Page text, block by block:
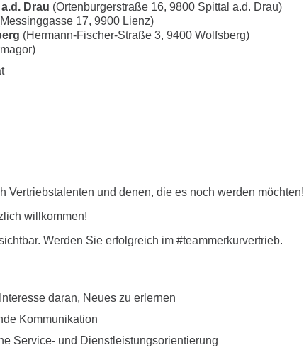
Drau (Ortenburgerstraße 16, 9800 Spittal a.d. Drau)
17, 9900 Lienz)
(Hermann-Fischer-Straße 3, 9400 Wolfsberg)
Vertriebstalenten und denen, die es noch werden möchten!
willkommen!
Werden Sie erfolgreich im #teammerkurvertrieb.
daran, Neues zu erlernen
Kommunikation
Service- und Dienstleistungsorientierung